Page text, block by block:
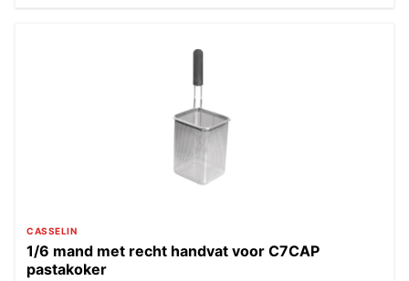
CASSELIN
1/6 mand met recht handvat voor C7CAP
pastakoker